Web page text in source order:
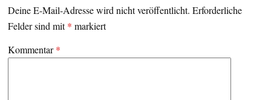
Deine E-Mail-Adresse wird nicht veröffentlicht. Erforderliche
Felder sind mit* markiert
Kommentar*